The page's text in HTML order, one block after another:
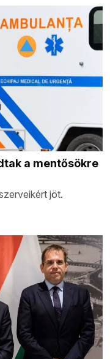
a mentősökre
jöt.